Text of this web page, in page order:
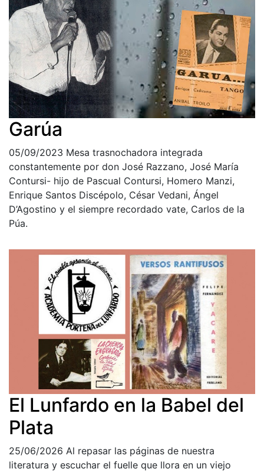
Garúa
05/09/2023 Mesa trasnochadora integrada
constantemente por don José Razzano, José María
Contursi- hijo de Pascual Contursi, Homero Manzi,
Enrique Santos Discépolo, César Vedani, Ángel
D’Agostino y el siempre recordado vate, Carlos de la
Púa.
El Lunfardo en la Babel del
Plata
25/06/2026 Al repasar las páginas de nuestra
literatura y escuchar el fuelle que llora en un viejo